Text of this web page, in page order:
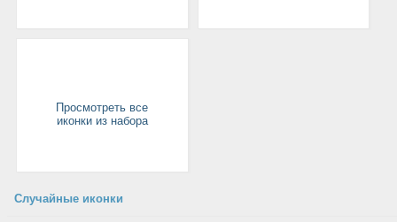
Просмотреть все
иконки из набора
Случайные иконки